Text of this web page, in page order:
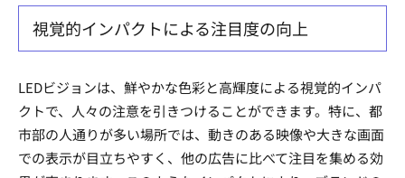
視覚的インパクトによる注目度の向上
LEDビジョンは、鮮やかな色彩と高輝度による視覚的インパ
クトで、人々の注意を引きつけることができます。特に、都
市部の人通りが多い場所では、動きのある映像や大きな画面
での表示が目立ちやすく、他の広告に比べて注目を集める効